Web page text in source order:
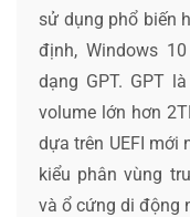
sử dụng phổ biến
định, Windows
dạng GPT. GPT
volume lớn hơn
dựa trên UEFI mới
kiểu phân vùng
và ổ cứng di động